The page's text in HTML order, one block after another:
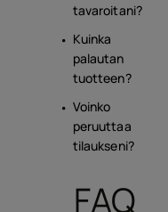
tavaroitani?
Kuinka
palautan
tuotteen?
Voinko
peruuttaa
tilaukseni?
FAQ